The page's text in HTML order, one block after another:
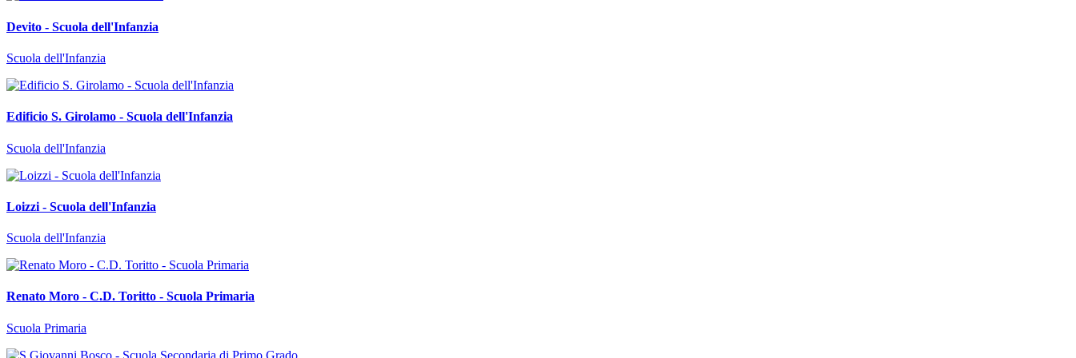
Devito - Scuola dell'Infanzia
Scuola dell'Infanzia
Edificio S. Girolamo - Scuola dell'Infanzia
Scuola dell'Infanzia
Loizzi - Scuola dell'Infanzia
Scuola dell'Infanzia
Renato Moro - C.D. Toritto - Scuola Primaria
Scuola Primaria